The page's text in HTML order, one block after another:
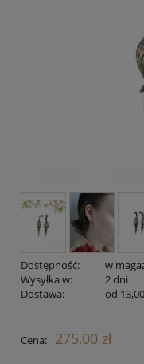
Dostępność:
w
Wysyłka w:
2 dni
Dostawa:
od 13,00
Cena nie zawiera
Cena: 275,00 zł